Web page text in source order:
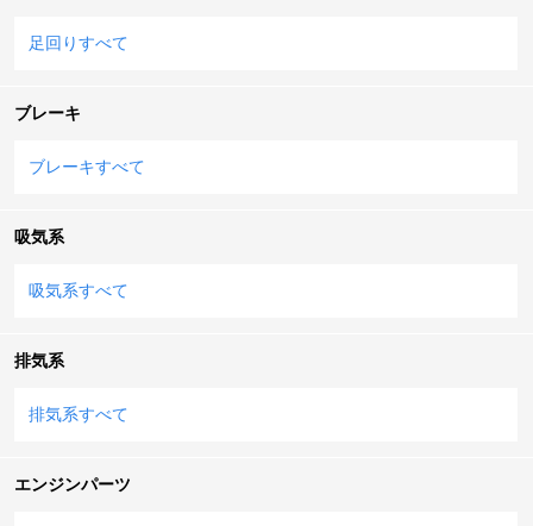
足回りすべて
ブレーキ
ブレーキすべて
吸気系
吸気系すべて
排気系
排気系すべて
エンジンパーツ